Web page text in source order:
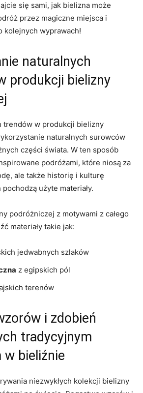
się sami, jak bielizna może
przez ‌magiczne miejsca i
kolejnych wyprawach!⁤
‌naturalnych
produkcji⁤ bielizny
trendów‍ w produkcji bielizny
naturalnych surowców
części‌ świata. W ten sposób
​podróżami, które niosą za
ale także historię i ‍kulturę
⁣użyte materiały.
podróżniczej z motywami z ⁤całego
materiały takie jak:
jedwabnych szlaków
z egipskich pól
terenów
i ​zdobień
tradycyjnym
w bieliźnie
niezwykłych kolekcji bielizny